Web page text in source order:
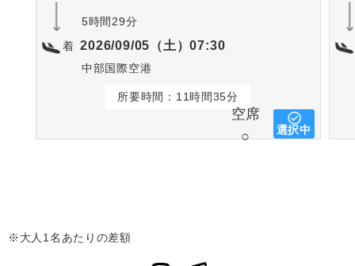
5時間29分
着 2026/09/05（土）07:30
中部国際空港
所要時間：11時間35分
空席
○
選択中
※大人1名あたりの差額